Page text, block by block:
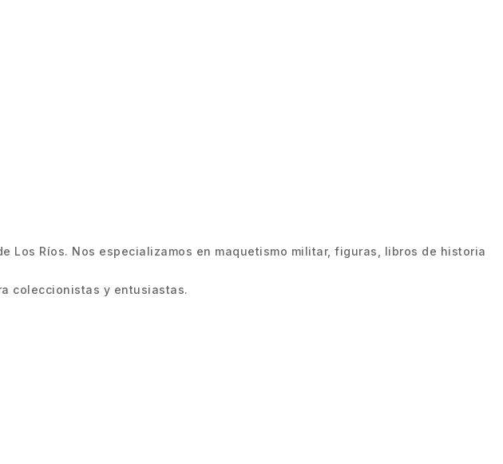
Los Ríos. Nos especializamos en maquetismo militar, figuras, libros de historia
coleccionistas y entusiastas.